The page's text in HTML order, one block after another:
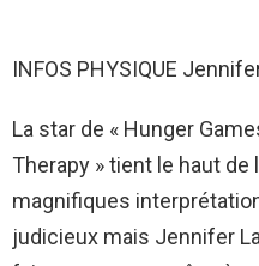
INFOS PHYSIQUE
La star de « Hunger
Therapy » tient le haut de
magnifiques
judicieux mais Jennifer